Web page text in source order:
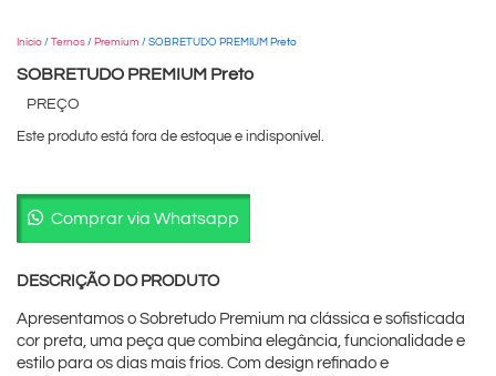
Início / Ternos / Premium / SOBRETUDO PREMIUM Preto
SOBRETUDO PREMIUM Preto
PREÇO
Este produto está fora de estoque e indisponível.
Comprar via Whatsapp
DESCRIÇÃO DO PRODUTO
Apresentamos o Sobretudo Premium na clássica e sofisticada
cor preta, uma peça que combina elegância, funcionalidade e
estilo para os dias mais frios. Com design refinado e